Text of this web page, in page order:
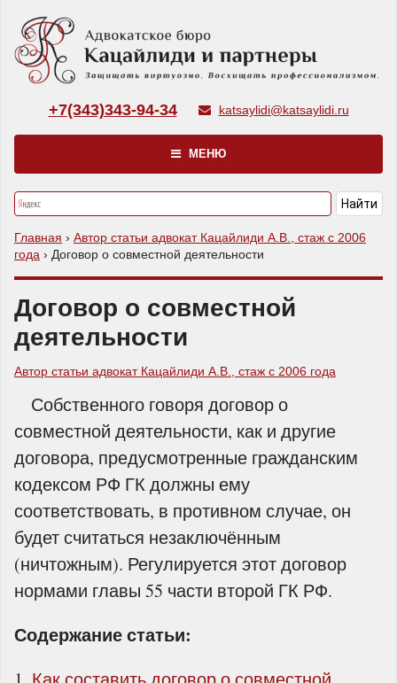
+7(343)343-94-34 katsaylidi@katsaylidi.ru
МЕНЮ
Главная › Автор статьи адвокат Кацайлиди А.В., стаж с 2006
года › Договор о совместной деятельности
Договор о совместной
деятельности
Автор статьи адвокат Кацайлиди А.В., стаж с 2006 года
Собственного говоря договор о
совместной деятельности, как и другие
договора, предусмотренные гражданским
кодексом РФ ГК должны ему
соответствовать, в противном случае, он
будет считаться незаключённым
(ничтожным). Регулируется этот договор
нормами главы 55 части второй ГК РФ.
Содержание статьи: